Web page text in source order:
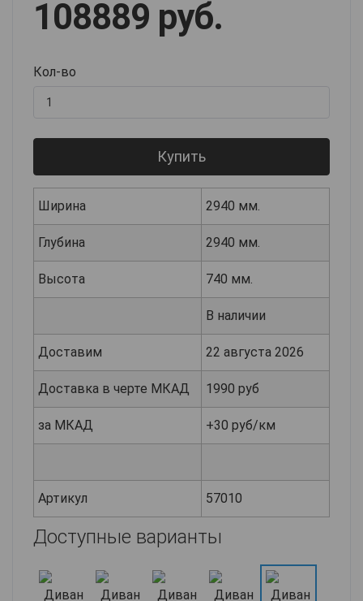
108889 руб.
Кол-во
Купить
Ширина 2940 мм.
Глубина 2940 мм.
Высота 740 мм.
В наличии
Доставим 22 августа 2026
Доставка в черте МКАД 1990 руб
за МКАД +30 руб/км
Артикул 57010
Доступные варианты